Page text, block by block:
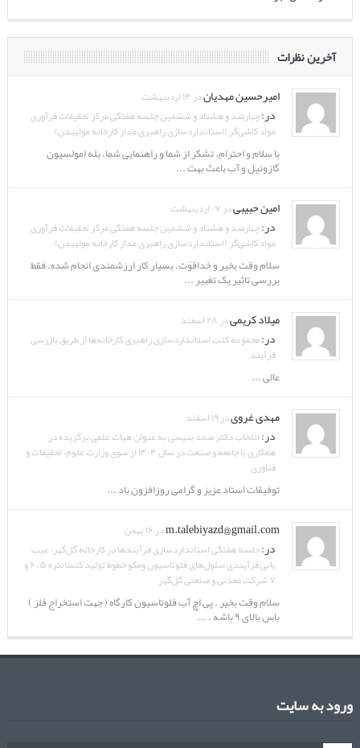
آخرین نظرات
امیرحسین مهدیاندر ۱۴ اردیبهشت
در:چهارصد و هشتاد و ششمین جلسه هفتگی مرکز تحقیقات فرآوری
مواد کاشی‌گر (استانداردسازی راهبری مدار کارخانه مولیبدن)
با سلام و احترام. تشکر از شما و راهنمایی شما. بله امولسیون
گازوئیل و آب باعث بهت ...
امین حبیبیدر ۰۷ اردیبهشت
در:چهارصد و هشتاد و ششمین جلسه هفتگی مرکز تحقیقات فرآوری
مواد کاشی‌گر (استانداردسازی راهبری مدار کارخانه مولیبدن)
سلام وقت بخیر و خداقوّت. بسیار کار ارزشمندی انجام شده. فقط
بررسی تاثیر یک تغییر ...
میلاد کریمیدر ۲۸ اسفند
در:مجموعه کتب استانداردسازی راهبری کارخانه‌ها از طریق بازرسی
فرآیند
عالی ...
مهدی غرویدر ۱۹ اسفند
در:انتخاب دکتر صمد بنیسی به عنوان هیات علمی برگزیده در
همکاری با جامعه و صنعت در سال ۱۴۰۴ از سوی وزارت علوم، تحقیقات و
فناوری
توفیقات استاد عزیز و گرامی روزافزون باد ...
m.talebiyazd@gmail.comدر ۱۶ بهمن
در:جلسه هفتگی استانداردسازی فرآیندها در کارخانه گل‌گهر: عیب
یابی فرآیندی سلول‌های فلوتاسیون ومکو خطوط تولید کنسانتره ۵، ۶ و
۷ شرکت معدنی و صنعتی گل‌گهر
سلام وقت بخیر . پی اچ آب فلوتاسیون کارگاه ( جهت استخراج فلز )
باس بالای ۹ باشه . ...
ورود به سایت